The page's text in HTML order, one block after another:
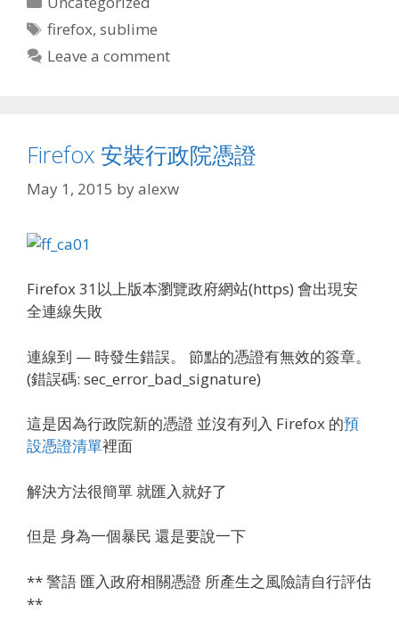
Tags
firefox,sublime
Leave a comment
Firefox 安裝行政院憑證
May 1, 2015 byalexw
Firefox 31以上版本瀏覽政府網站(https) 會出現安
全連線失敗
連線到 — 時發生錯誤。 節點的憑證有無效的簽章。
(錯誤碼: sec_error_bad_signature)
這是因為行政院新的憑證 並沒有列入 Firefox 的預
設憑證清單裡面
解決方法很簡單 就匯入就好了
但是 身為一個暴民 還是要說一下
** 警語 匯入政府相關憑證 所產生之風險請自行評估
**